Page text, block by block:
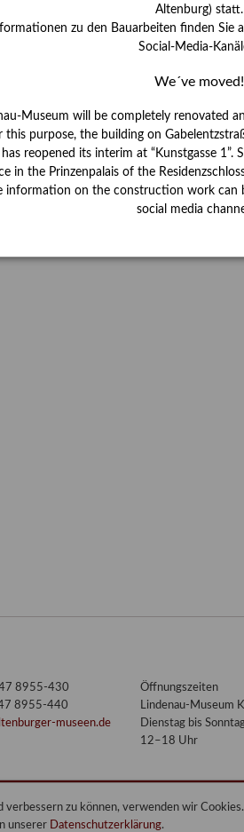
zu können, verwenden wir
unserer Datenschutzerklärung.
8955-430
8955-440
museen.de
Öffnungszeiten
Lindenau-Museum
Dienstag bis
12–18 Uhr
Altenburg) statt.
zu den Bauarbeiten finden Sie
Social-Media-
We´ve moved!
Museum will be completely renovated
this purpose, the building on
reopened its interim at “Kunstgasse
in the Prinzenpalais of the
information on the construction work can
social media